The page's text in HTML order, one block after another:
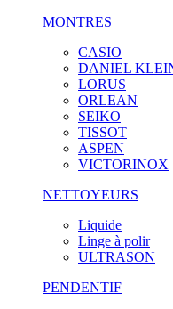
MONTRES
CASIO
DANIEL
LORUS
ORLEAN
SEIKO
TISSOT
ASPEN
VICTORINOX
NETTOYEURS
Liquide
Linge à polir
ULTRASON
PENDENTIF